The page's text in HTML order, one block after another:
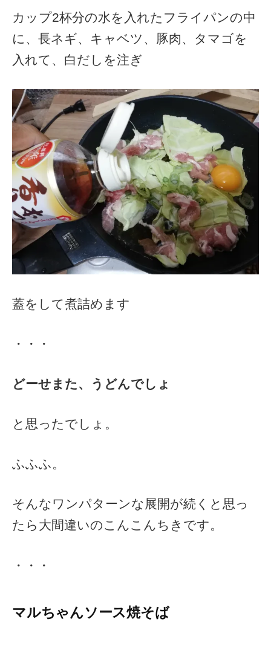
カップ2杯分の水を入れたフライパンの中
に、長ネギ、キャベツ、豚肉、タマゴを
入れて、白だしを注ぎ
蓋をして煮詰めます
・・・
どーせまた、うどんでしょ
と思ったでしょ。
ふふふ。
そんなワンパターンな展開が続くと思っ
たら大間違いのこんこんちきです。
・・・
マルちゃんソース焼そば